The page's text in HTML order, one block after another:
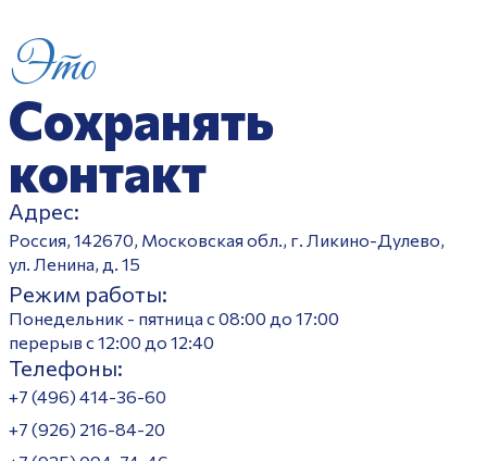
Это
Сохранять
контакт
Адрес:
Россия, 142670, Московская обл., г. Ликино-Дулево,
ул. Ленина, д. 15
Режим работы:
Понедельник - пятница с 08:00 до 17:00
перерыв с 12:00 до 12:40
Телефоны:
+7 (496) 414-36-60
+7 (926) 216-84-20